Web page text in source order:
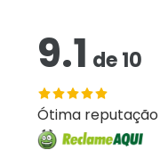
9.1 de10
Ótima reputação